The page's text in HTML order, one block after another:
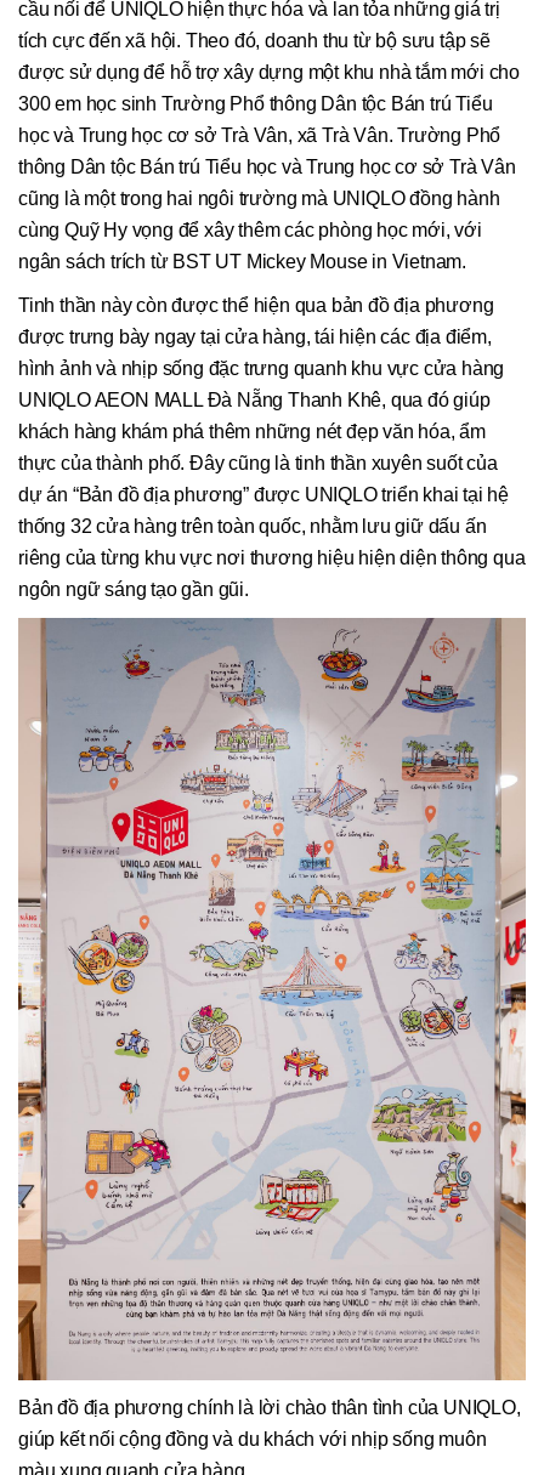
cầu nối để UNIQLO hiện thực hóa và lan tỏa những giá trị
tích cực đến xã hội. Theo đó, doanh thu từ bộ sưu tập sẽ
được sử dụng để hỗ trợ xây dựng một khu nhà tắm mới cho
300 em học sinh Trường Phổ thông Dân tộc Bán trú Tiểu
học và Trung học cơ sở Trà Vân, xã Trà Vân. Trường Phổ
thông Dân tộc Bán trú Tiểu học và Trung học cơ sở Trà Vân
cũng là một trong hai ngôi trường mà UNIQLO đồng hành
cùng Quỹ Hy vọng để xây thêm các phòng học mới, với
ngân sách trích từ BST UT Mickey Mouse in Vietnam.
Tinh thần này còn được thể hiện qua bản đồ địa phương
được trưng bày ngay tại cửa hàng, tái hiện các địa điểm,
hình ảnh và nhịp sống đặc trưng quanh khu vực cửa hàng
UNIQLO AEON MALL Đà Nẵng Thanh Khê, qua đó giúp
khách hàng khám phá thêm những nét đẹp văn hóa, ẩm
thực của thành phố. Đây cũng là tinh thần xuyên suốt của
dự án “Bản đồ địa phương” được UNIQLO triển khai tại hệ
thống 32 cửa hàng trên toàn quốc, nhằm lưu giữ dấu ấn
riêng của từng khu vực nơi thương hiệu hiện diện thông qua
ngôn ngữ sáng tạo gần gũi.
Bản đồ địa phương chính là lời chào thân tình của UNIQLO,
giúp kết nối cộng đồng và du khách với nhịp sống muôn
màu xung quanh cửa hàng.